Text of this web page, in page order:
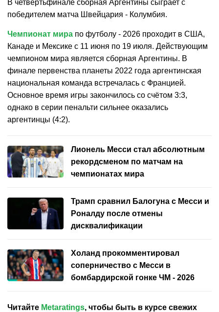
В четвертьфинале сборная Аргентины сыграет с
победителем матча Швейцария - Колумбия.
Чемпионат мира по футболу - 2026 проходит в США,
Канаде и Мексике с 11 июня по 19 июля. Действующим
чемпионом мира является сборная Аргентины. В
финале первенства планеты 2022 года аргентинская
национальная команда встречалась с Францией.
Основное время игры закончилось со счётом 3:3,
однако в серии пенальти сильнее оказались
аргентинцы (4:2).
Лионель Месси стал абсолютным
рекордсменом по матчам на
чемпионатах мира
Трамп сравнил Балогуна с Месси и
Роналду после отмены
дисквалификации
Холанд прокомментировал
соперничество с Месси в
бомбардирской гонке ЧМ - 2026
Читайте Metaratings, чтобы быть в курсе свежих